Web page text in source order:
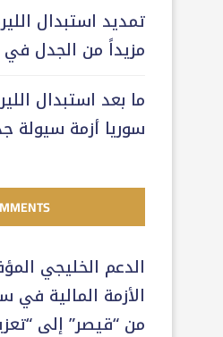
تمديد استبدال
مزيداً من الجدل في
ما بعد استبدال
سوريا أزمة سيولة
الدعم الخليجي
الأزمة المالية في
من “قيصر” إلى